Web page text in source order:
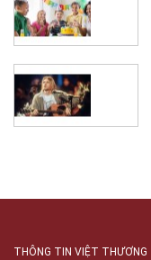
THÔNG TIN VIỆT THƯƠNG